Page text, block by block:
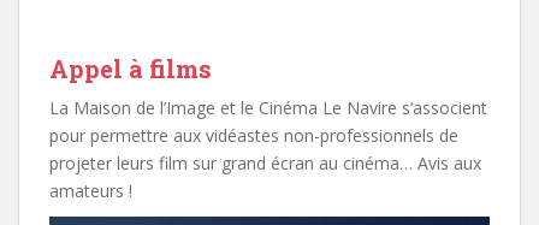
Appel à films
La Maison de l’Image et le Cinéma Le Navire s’associent
pour permettre aux vidéastes non-professionnels de
projeter leurs film sur grand écran au cinéma… Avis aux
amateurs !